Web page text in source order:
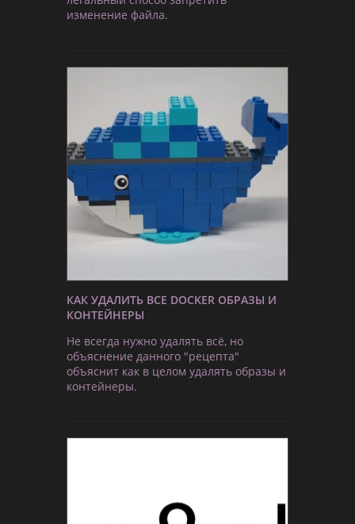
изменение файла.
КАК УДАЛИТЬ ВСЕ DOCKER ОБРАЗЫ И
КОНТЕЙНЕРЫ
Не всегда нужно удалять всё, но
объяснение данного "рецепта"
объяснит как в целом удалять образы и
контейнеры.